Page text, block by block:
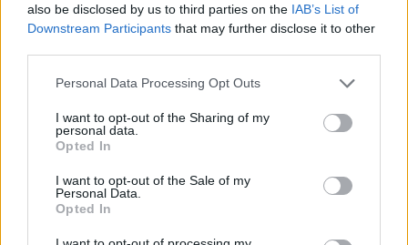
also be disclosed by us to third parties on the IAB’s List of
Downstream Participants that may further disclose it to other
Personal Data Processing Opt Outs
I want to opt-out of the Sharing of my
personal data.
Opted In
I want to opt-out of the Sale of my
Personal Data.
Opted In